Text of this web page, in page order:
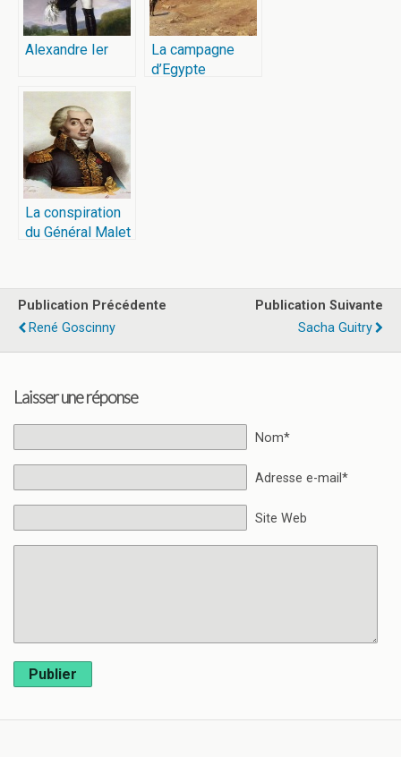
Alexandre Ier
La campagne
d’Egypte
La conspiration
du Général Malet
Publication Précédente
René Goscinny
Publication Suivante
Sacha Guitry
Laisser une réponse
Nom*
Adresse e-mail*
Site Web
Publier